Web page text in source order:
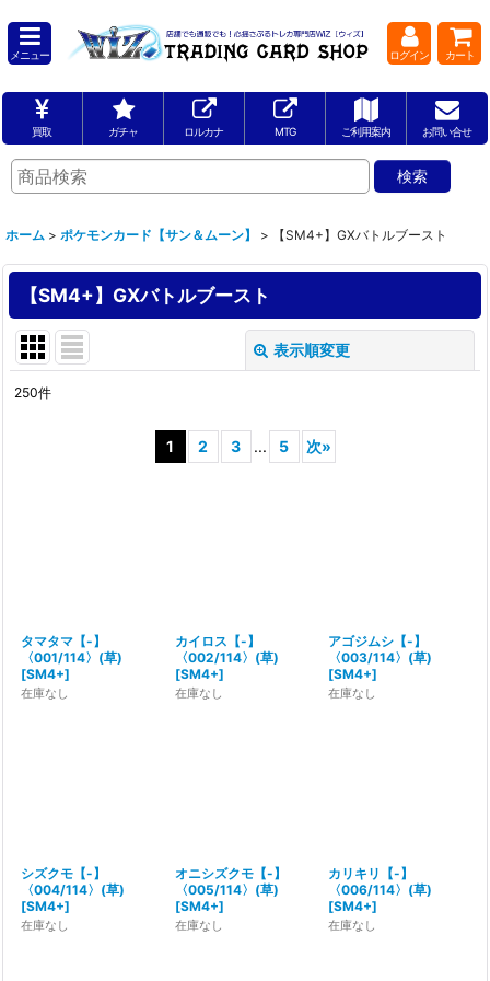
メニュー ログイン カート
買取 ガチャ ロルカナ MTG ご利用案内 お問い合せ
ホーム > ポケモンカード【サン＆ムーン】 > 【SM4+】GXバトルブースト
【SM4+】GXバトルブースト
表示順変更
250件
1 2 3 ... 5 次»
タマタマ【-】
〈001/114〉(草)
[SM4+]
在庫なし
カイロス【-】
〈002/114〉(草)
[SM4+]
在庫なし
アゴジムシ【-】
〈003/114〉(草)
[SM4+]
在庫なし
シズクモ【-】
〈004/114〉(草)
[SM4+]
在庫なし
オニシズクモ【-】
〈005/114〉(草)
[SM4+]
在庫なし
カリキリ【-】
〈006/114〉(草)
[SM4+]
在庫なし